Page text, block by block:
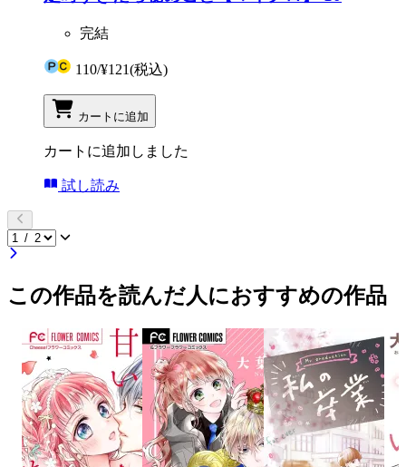
完結
110/¥121(税込)
カートに追加
カートに追加しました
試し読み
この作品を読んだ人におすすめの作品